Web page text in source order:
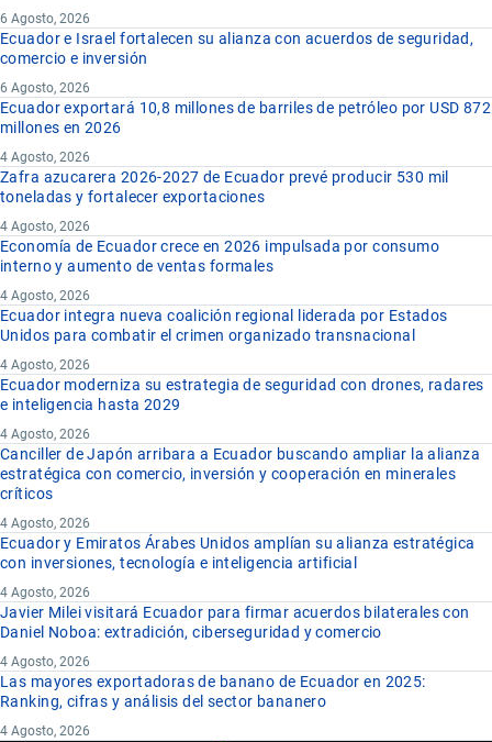
6 Agosto, 2026
Ecuador e Israel fortalecen su alianza con acuerdos de seguridad,
comercio e inversión
6 Agosto, 2026
Ecuador exportará 10,8 millones de barriles de petróleo por USD 872
millones en 2026
4 Agosto, 2026
Zafra azucarera 2026-2027 de Ecuador prevé producir 530 mil
toneladas y fortalecer exportaciones
4 Agosto, 2026
Economía de Ecuador crece en 2026 impulsada por consumo
interno y aumento de ventas formales
4 Agosto, 2026
Ecuador integra nueva coalición regional liderada por Estados
Unidos para combatir el crimen organizado transnacional
4 Agosto, 2026
Ecuador moderniza su estrategia de seguridad con drones, radares
e inteligencia hasta 2029
4 Agosto, 2026
Canciller de Japón arribara a Ecuador buscando ampliar la alianza
estratégica con comercio, inversión y cooperación en minerales
críticos
4 Agosto, 2026
Ecuador y Emiratos Árabes Unidos amplían su alianza estratégica
con inversiones, tecnología e inteligencia artificial
4 Agosto, 2026
Javier Milei visitará Ecuador para firmar acuerdos bilaterales con
Daniel Noboa: extradición, ciberseguridad y comercio
4 Agosto, 2026
Las mayores exportadoras de banano de Ecuador en 2025:
Ranking, cifras y análisis del sector bananero
4 Agosto, 2026